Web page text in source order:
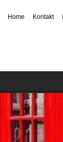
Home Kontakt